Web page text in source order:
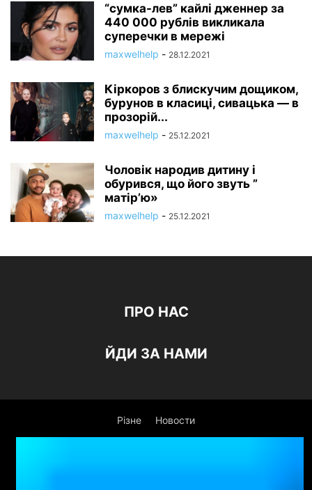
“сумка-лев” кайлі дженнер за
440 000 рублів викликала
суперечки в мережі
maxwelhelp - 28.12.2021
Кіркоров з блискучим дощиком,
бурунов в класиці, сивацька — в
прозорій...
maxwelhelp - 25.12.2021
Чоловік народив дитину і
обурився, що його звуть ”
матір’ю»
maxwelhelp - 25.12.2021
ПРО НАС
ЙДИ ЗА НАМИ
Різне Новости